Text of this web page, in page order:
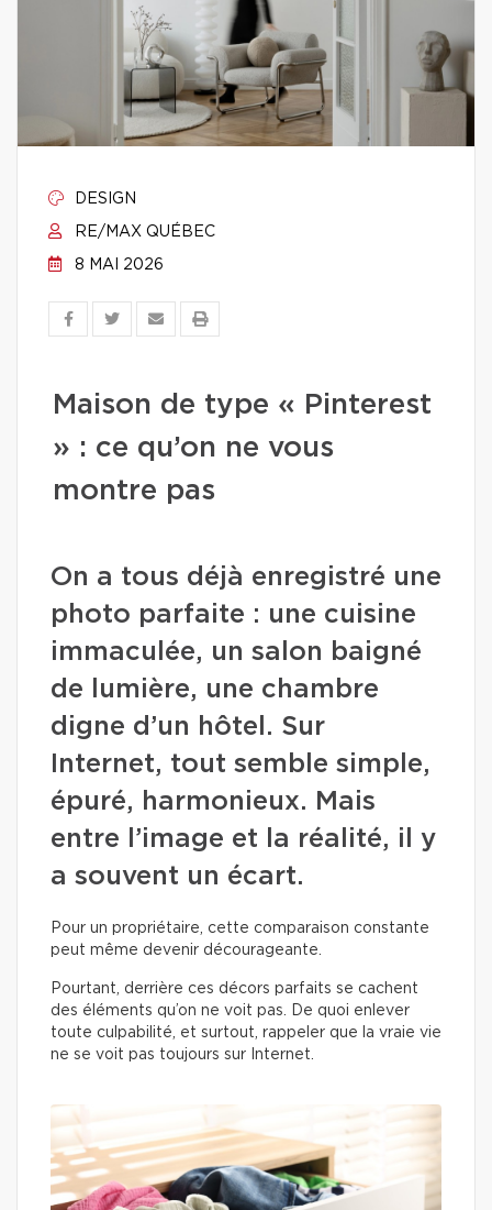
DESIGN
RE/MAX QUÉBEC
8 MAI 2026
Maison de type « Pinterest
» : ce qu’on ne vous
montre pas
On a tous déjà enregistré une
photo parfaite : une cuisine
immaculée, un salon baigné
de lumière, une chambre
digne d’un hôtel. Sur
Internet, tout semble simple,
épuré, harmonieux. Mais
entre l’image et la réalité, il y
a souvent un écart.
Pour un propriétaire, cette comparaison constante
peut même devenir décourageante.
Pourtant, derrière ces décors parfaits se cachent
des éléments qu’on ne voit pas. De quoi enlever
toute culpabilité, et surtout, rappeler que la vraie vie
ne se voit pas toujours sur Internet.